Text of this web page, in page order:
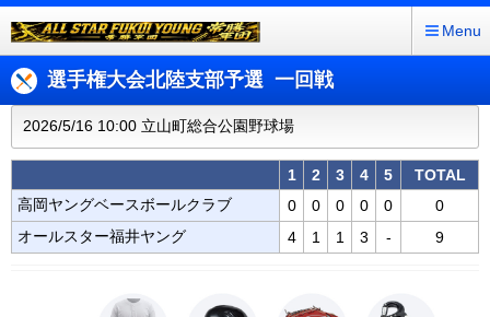
Menu
選手権大会北陸支部予選 一回戦
2026/5/16 10:00 立山町総合公園野球場
1 2 3 4 5
TOTAL
高岡ヤングベースボールクラブ
0 0 0 0 0
0
オールスター福井ヤング
4 1 1 3 - 9